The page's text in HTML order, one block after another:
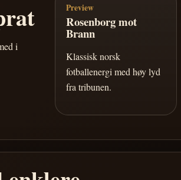
i
Preview
Rosenborg mot
Brann
Klassisk norsk
fotballenergi med høy lyd
fra tribunen.